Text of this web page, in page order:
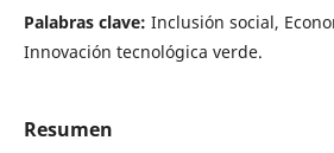
Palabras clave: Inclusión social,
Innovación tecnológica verde.
Resumen